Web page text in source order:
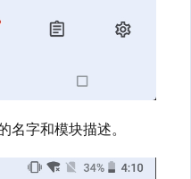
字和模块描述。